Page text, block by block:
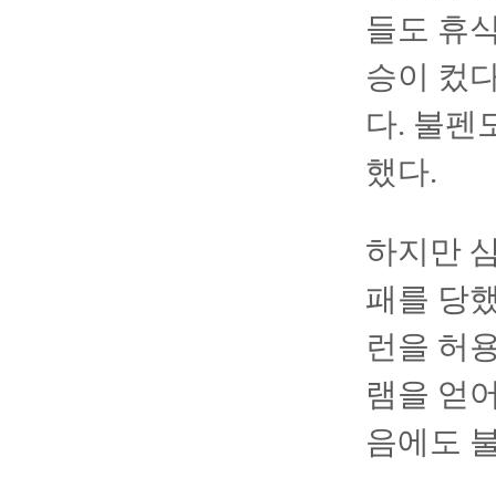
들도 휴
승이 컸
다. 불펜
했다.
하지만
패를 당
런을 허
램을 얻
음에도